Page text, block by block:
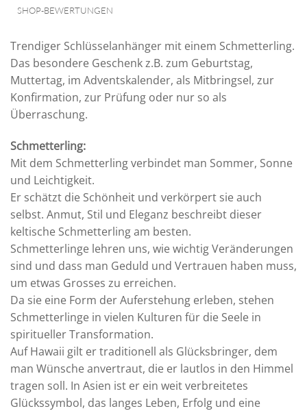
SHOP-BEWERTUNGEN
Trendiger Schlüsselanhänger mit einem Schmetterling.
Das besondere Geschenk z.B. zum Geburtstag,
Muttertag, im Adventskalender, als Mitbringsel, zur
Konfirmation, zur Prüfung oder nur so als
Überraschung.
Schmetterling:
Mit dem Schmetterling verbindet man Sommer, Sonne
und Leichtigkeit.
Er schätzt die Schönheit und verkörpert sie auch
selbst. Anmut, Stil und Eleganz beschreibt dieser
keltische Schmetterling am besten.
Schmetterlinge lehren uns, wie wichtig Veränderungen
sind und dass man Geduld und Vertrauen haben muss,
um etwas Grosses zu erreichen.
Da sie eine Form der Auferstehung erleben, stehen
Schmetterlinge in vielen Kulturen für die Seele in
spiritueller Transformation.
Auf Hawaii gilt er traditionell als Glücksbringer, dem
man Wünsche anvertraut, die er lautlos in den Himmel
tragen soll. In Asien ist er ein weit verbreitetes
Glückssymbol, das langes Leben, Erfolg und eine